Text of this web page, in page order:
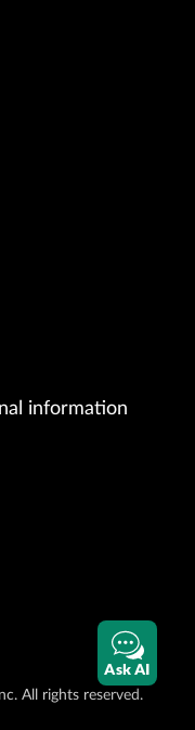
information
All rights reserved.
Ask AI